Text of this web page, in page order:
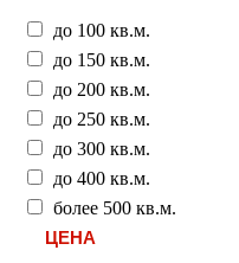
до 100 кв.м.
до 150 кв.м.
до 200 кв.м.
до 250 кв.м.
до 300 кв.м.
до 400 кв.м.
более 500 кв.м.
ЦЕНА